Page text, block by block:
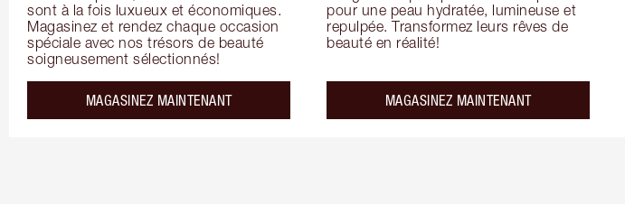
sont à la fois luxueux et économiques.
Magasinez et rendez chaque occasion
spéciale avec nos trésors de beauté
soigneusement sélectionnés!
MAGASINEZ MAINTENANT
pour une peau hydratée, lumineuse et
repulpée. Transformez leurs rêves de
beauté en réalité!
MAGASINEZ MAINTENANT